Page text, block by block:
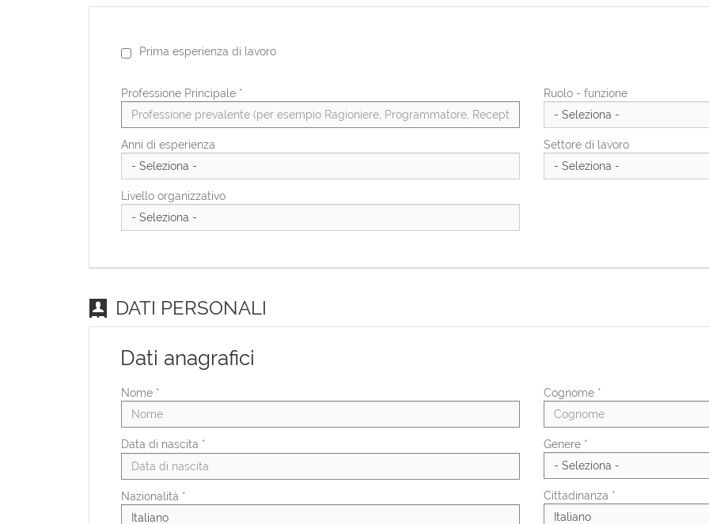
Prima esperienza di lavoro
Professione Principale * Ruolo - funzione
Anni di esperienza
Livello organizzativo
Settore di lavoro
DATI PERSONALI
Dati anagrafici
Nome *
Data di nascita *
Nazionalità *
Cognome *
Genere *
Cittadinanza *